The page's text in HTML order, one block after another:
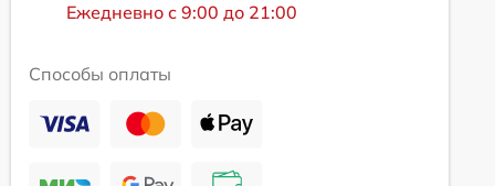
Ежедневно с 9:00 до 21:00
Способы оплаты